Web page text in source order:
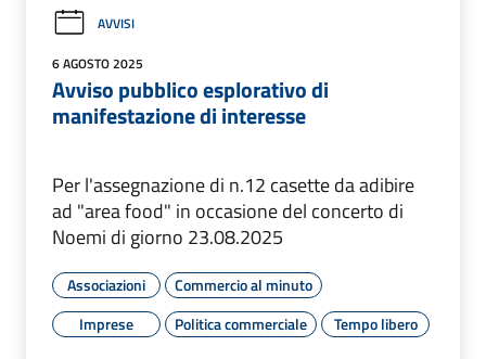
AVVISI
6 AGOSTO 2025
Avviso pubblico esplorativo di
manifestazione di interesse
Per l'assegnazione di n.12 casette da adibire
ad "area food" in occasione del concerto di
Noemi di giorno 23.08.2025
Associazioni
Commercio al minuto
Imprese
Politica commerciale Tempo libero